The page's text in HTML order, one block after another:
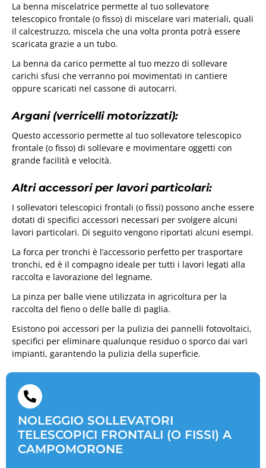
La benna miscelatrice permette al tuo sollevatore
telescopico frontale (o fisso) di miscelare vari materiali, quali
il calcestruzzo, miscela che una volta pronta potrà essere
scaricata grazie a un tubo.
La benna da carico permette al tuo mezzo di sollevare
carichi sfusi che verranno poi movimentati in cantiere
oppure scaricati nel cassone di autocarri.
Argani (verricelli motorizzati):
Questo accessorio permette al tuo sollevatore telescopico
frontale (o fisso) di sollevare e movimentare oggetti con
grande facilità e velocità.
Altri accessori per lavori particolari:
I sollevatori telescopici frontali (o fissi) possono anche essere
dotati di specifici accessori necessari per svolgere alcuni
lavori particolari. Di seguito vengono riportati alcuni esempi.
La forca per tronchi è l’accessorio perfetto per trasportare
tronchi, ed è il compagno ideale per tutti i lavori legati alla
raccolta e lavorazione del legname.
La pinza per balle viene utilizzata in agricoltura per la
raccolta del fieno o delle balle di paglia.
Esistono poi accessori per la pulizia dei pannelli fotovoltaici,
specifici per eliminare qualunque residuo o sporco dai vari
impianti, garantendo la pulizia della superficie.
NOLEGGIO SOLLEVATORI
TELESCOPICI FRONTALI (O FISSI) A
CAMPOMORONE